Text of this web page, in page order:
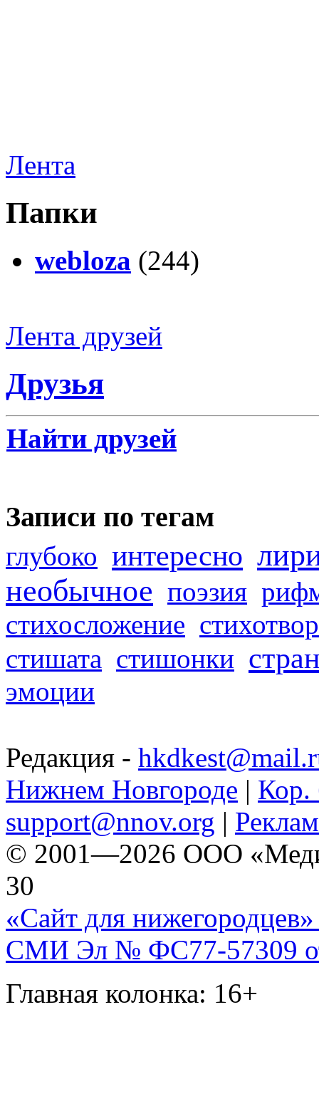
Лента
Папки
webloza (244)
Лента друзей
Друзья
Найти друзей
Записи по тегам
глубоко интересно
необычное поэзия
стихосложение
стишата стишонки
эмоции
Редакция -
Нижнем Новгороде | Кор.
support@nnov.org |
© 2001—2026 ООО
30
«Сайт для нижегородцев»
СМИ Эл № ФС77-57309
Главная колонка: 16+